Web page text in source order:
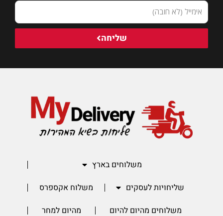
שליחה
משלוחים בארץ
שליחויות לעסקים
משלוח אקספרס
משלוחים מהיום להיום
מהיום למחר